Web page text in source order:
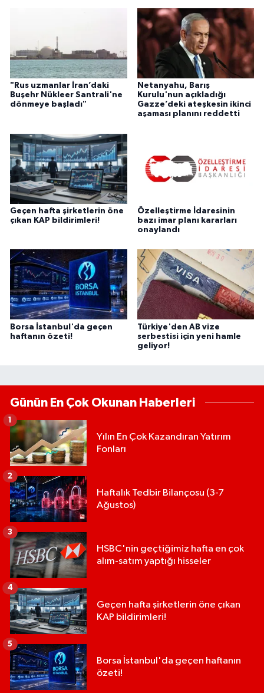
"Rus uzmanlar İran’daki
Buşehr Nükleer Santrali'ne
dönmeye başladı"
Netanyahu, Barış
Kurulu'nun açıkladığı
Gazze’deki ateşkesin ikinci
aşaması planını reddetti
Geçen hafta şirketlerin öne
çıkan KAP bildirimleri!
Özelleştirme İdaresinin
bazı imar planı kararları
onaylandı
Borsa İstanbul'da geçen
haftanın özeti!
Türkiye'den AB vize
serbestisi için yeni hamle
geliyor!
Günün En Çok Okunan Haberleri
Yılın En Çok Kazandıran Yatırım
Fonları
1
Haftalık Tedbir Bilançosu (3-7
Ağustos)
2
HSBC'nin geçtiğimiz hafta en çok
alım-satım yaptığı hisseler
3
Geçen hafta şirketlerin öne çıkan
KAP bildirimleri!
4
Borsa İstanbul'da geçen haftanın
özeti!
5